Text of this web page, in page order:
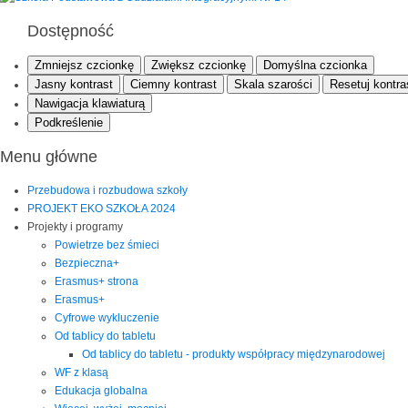
Dostępność
Zmniejsz czcionkę Zwiększ czcionkę
Domyślna czcionka
Jasny kontrast
Ciemny kontrast Skala szarości
Resetuj
Nawigacja klawiaturą
Podkreślenie
Menu główne
Przebudowa i rozbudowa szkoły
PROJEKT EKO SZKOŁA 2024
Projekty i programy
Powietrze bez śmieci
Bezpieczna+
Erasmus+ strona
Erasmus+
Cyfrowe wykluczenie
Od tablicy do tabletu
Od tablicy do tabletu - produkty współpracy międzynarodowej
WF z klasą
Edukacja globalna